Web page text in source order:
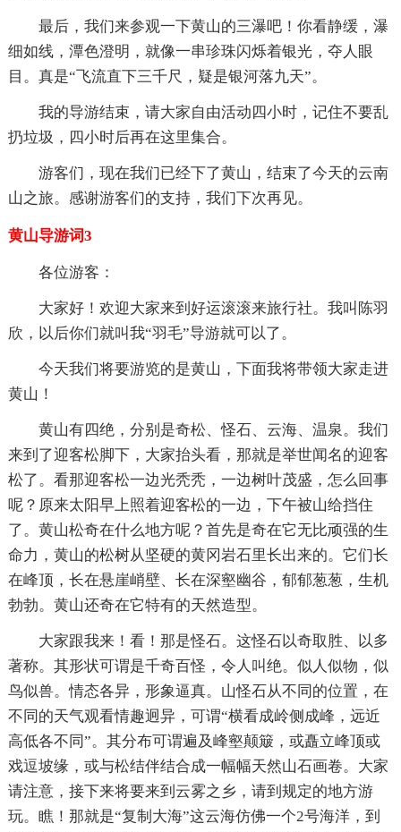
最后，我们来参观一下黄山的三瀑吧！你看静缓，瀑
细如线，潭色澄明，就像一串珍珠闪烁着银光，夺人眼
目。真是“飞流直下三千尺，疑是银河落九天”。
我的导游结束，请大家自由活动四小时，记住不要乱
扔垃圾，四小时后再在这里集合。
游客们，现在我们已经下了黄山，结束了今天的云南
山之旅。感谢游客们的支持，我们下次再见。
黄山导游词3
各位游客：
大家好！欢迎大家来到好运滚滚来旅行社。我叫陈羽
欣，以后你们就叫我“羽毛”导游就可以了。
今天我们将要游览的是黄山，下面我将带领大家走进
黄山！
黄山有四绝，分别是奇松、怪石、云海、温泉。我们
来到了迎客松脚下，大家抬头看，那就是举世闻名的迎客
松了。看那迎客松一边光秃秃，一边树叶茂盛，怎么回事
呢？原来太阳早上照着迎客松的一边，下午被山给挡住
了。黄山松奇在什么地方呢？首先是奇在它无比顽强的生
命力，黄山的松树从坚硬的黄冈岩石里长出来的。它们长
在峰顶，长在悬崖峭壁、长在深壑幽谷，郁郁葱葱，生机
勃勃。黄山还奇在它特有的天然造型。
大家跟我来！看！那是怪石。这怪石以奇取胜、以多
著称。其形状可谓是千奇百怪，令人叫绝。似人似物，似
鸟似兽。情态各异，形象逼真。山怪石从不同的位置，在
不同的天气观看情趣迥异，可谓“横看成岭侧成峰，远近
高低各不同”。其分布可谓遍及峰壑颠簸，或矗立峰顶或
戏逗坡缘，或与松结伴结合成一幅幅天然山石画卷。大家
请注意，接下来将要来到云雾之乡，请到规定的地方游
玩。瞧！那就是“复制大海”这云海仿佛一个2号海洋，到